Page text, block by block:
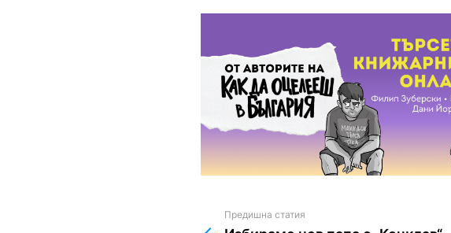
Предишна статия